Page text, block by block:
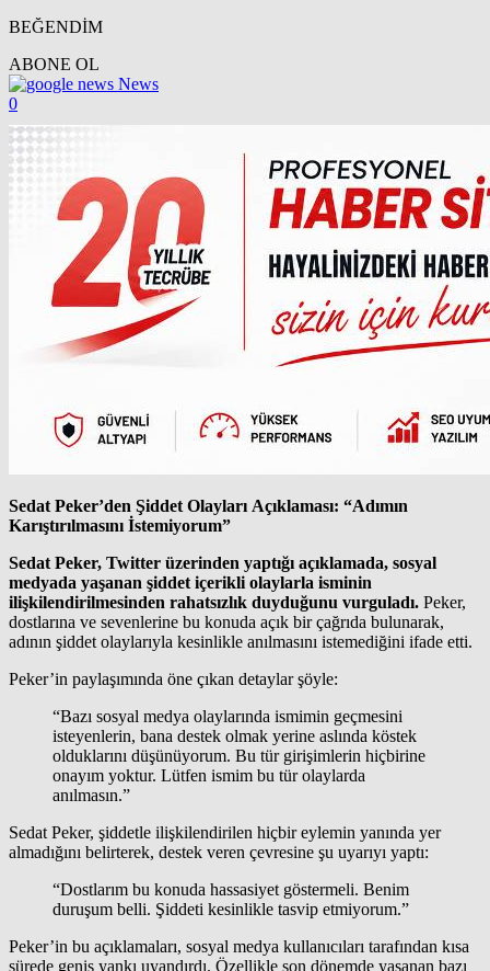
BEĞENDİM
ABONE OL
News
0
Sedat Peker’den Şiddet Olayları Açıklaması: “Adımın
Karıştırılmasını İstemiyorum”
Sedat Peker, Twitter üzerinden yaptığı açıklamada, sosyal
medyada yaşanan şiddet içerikli olaylarla isminin
ilişkilendirilmesinden rahatsızlık duyduğunu vurguladı. Peker,
dostlarına ve sevenlerine bu konuda açık bir çağrıda bulunarak,
adının şiddet olaylarıyla kesinlikle anılmasını istemediğini ifade etti.
Peker’in paylaşımında öne çıkan detaylar şöyle:
“Bazı sosyal medya olaylarında ismimin geçmesini
isteyenlerin, bana destek olmak yerine aslında köstek
olduklarını düşünüyorum. Bu tür girişimlerin hiçbirine
onayım yoktur. Lütfen ismim bu tür olaylarda
anılmasın.”
Sedat Peker, şiddetle ilişkilendirilen hiçbir eylemin yanında yer
almadığını belirterek, destek veren çevresine şu uyarıyı yaptı:
“Dostlarım bu konuda hassasiyet göstermeli. Benim
duruşum belli. Şiddeti kesinlikle tasvip etmiyorum.”
Peker’in bu açıklamaları, sosyal medya kullanıcıları tarafından kısa
sürede geniş yankı uyandırdı. Özellikle son dönemde yaşanan bazı